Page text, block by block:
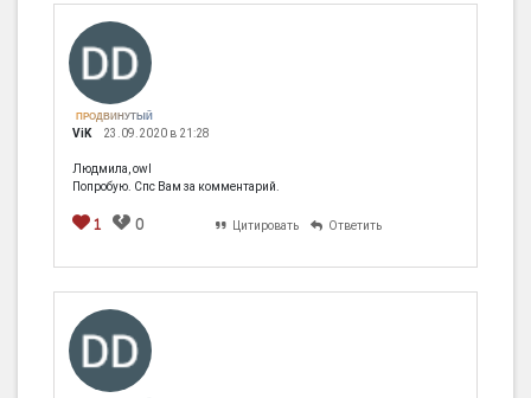
ПРОДВИНУТЫЙ
ViK 23.09.2020 в 21:28
Людмила, owl
Попробую. Спс Вам за комментарий.
1 0 Цитировать Ответить